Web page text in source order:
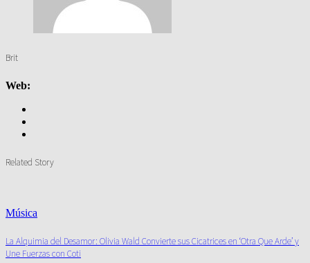
Brit
Web:
Related Story
Música
La Alquimia del Desamor: Olivia Wald Convierte sus Cicatrices en ‘Otra Que Arde’ y
Une Fuerzas con Coti